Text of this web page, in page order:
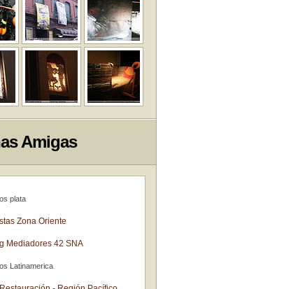
Amigas
plata
Zona Oriente
Mediadores 42 SNA
Latinamerica